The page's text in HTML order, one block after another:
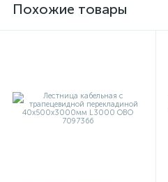
Похожие товары